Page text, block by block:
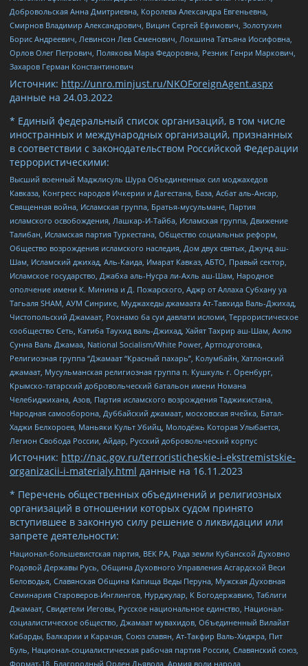
Добровольская Анна Дмитриевна, Королева Александра Евгеньевна,
Смирнов Владимир Александрович, Вицин Сергей Ефимович, Золотухин
Борис Андреевич, Левинсон Лев Семенович, Локшина Татьяна Иосифовна,
Орлов Олег Петрович, Полякова Мара Федоровна, Резник Генри Маркович,
Захаров Герман Константинович
Источник: http://unro.minjust.ru/NKOForeignAgent.aspx
данные на 24.03.2022
* Единый федеральный список организаций, в том числе
иностранных и международных организаций, признанных
в соответствии с законодательством Российской Федерации
террористическими:
Высший военный Маджлисуль Шура Объединенных сил моджахедов
Кавказа, Конгресс народов Ичкерии и Дагестана, База, Асбат аль-Ансар,
Священная война, Исламская группа, Братья-мусульмане, Партия
исламского освобождения, Лашкар-И-Тайба, Исламская группа, Движение
Талибан, Исламская партия Туркестана, Общество социальных реформ,
Общество возрождения исламского наследия, Дом двух святых, Джунд аш-
Шам, Исламский джихад, Аль-Каида, Имарат Кавказ, АБТО, Правый сектор,
Исламское государство, Джабха аль-Нусра ли-Ахль аш-Шам, Народное
ополчение имени К. Минина и Д. Пожарского, Аджр от Аллаха Субхану уа
Тагьаля SHAM, АУМ Синрике, Муджахеды джамаата Ат-Тавхида Валь-Джихад,
Чистопольский Джамаат, Рохнамо ба суи давлати исломи, Террористическое
сообщество Сеть, Катиба Таухид валь-Джихад, Хайят Тахрир аш-Шам, Ахлю
Сунна Валь Джамаа, National Socialism/White Power, Артподготовка,
Религиозная группа “Джамаат “Красный пахарь”, Колумбайн, Хатлонский
джамаат, Мусульманская религиозная группа п. Кушкуль г. Оренбург,
Крымско-татарский добровольческий батальон имени Номана
Челебиджихана, Азов, Партия исламского возрождения Таджикистана,
Народная самооборона, Дуббайский джамаат, московская ячейка, Батал-
Хаджи Белхороев, Маньяки Культ Убийц, Молодёжь Которая Улыбается,
Легион Свобода России, Айдар, Русский добровольческий корпус
Источник: http://nac.gov.ru/terroristicheskie-i-ekstremistskie-
organizacii-i-materialy.html данные на 16.11.2023
* Перечень общественных объединений и религиозных
организаций в отношении которых судом принято
вступившее в законную силу решение о ликвидации или
запрете деятельности:
Национал-большевистская партия, ВЕК РА, Рада земли Кубанской Духовно
Родовой Державы Русь, Община Духовного Управления Асгардской Веси
Беловодья, Славянская Община Капища Веды Перуна, Мужская Духовная
Семинария Староверов-Инглингов, Нурджулар, К Богодержавию, Таблиги
Джамаат, Свидетели Иеговы, Русское национальное единство, Национал-
социалистическое общество, Джамаат мувахидов, Объединенный Вилайат
Кабарды, Балкарии и Карачая, Союз славян, Ат-Такфир Валь-Хиджра, Пит
Буль, Национал-социалистическая рабочая партия России, Славянский союз,
Формат-18, Благородный Орден Дьявола, Армия воли народа,